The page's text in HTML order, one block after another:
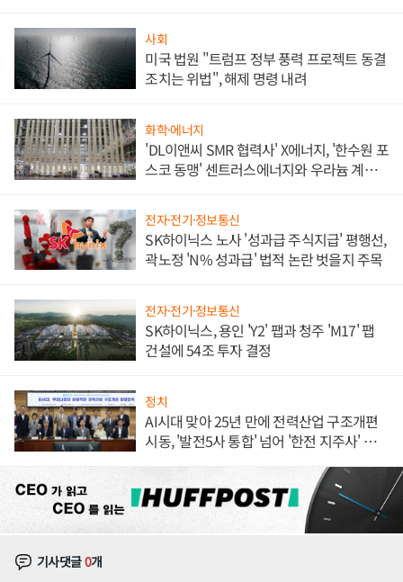
사회
미국 법원 "트럼프 정부 풍력 프로젝트 동결
조치는 위법", 해제 명령 내려
화학·에너지
'DL이앤씨 SMR 협력사' X에너지, '한수원 포
스코 동맹' 센트러스에너지와 우라늄 계약
전자·전기·정보통신
SK하이닉스 노사 '성과급 주식지급' 평행선,
곽노정 'N% 성과급' 법적 논란 벗을지 주목
전자·전기·정보통신
SK하이닉스, 용인 'Y2' 팹과 청주 'M17' 팹
건설에 54조 투자 결정
정치
AI시대 맞아 25년 만에 전력산업 구조개편
시동, '발전5사 통합' 넘어 '한전 지주사' 재편
기사댓글0개